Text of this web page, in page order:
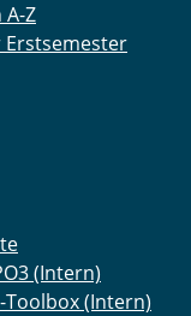
Z
(Intern)
(Intern)